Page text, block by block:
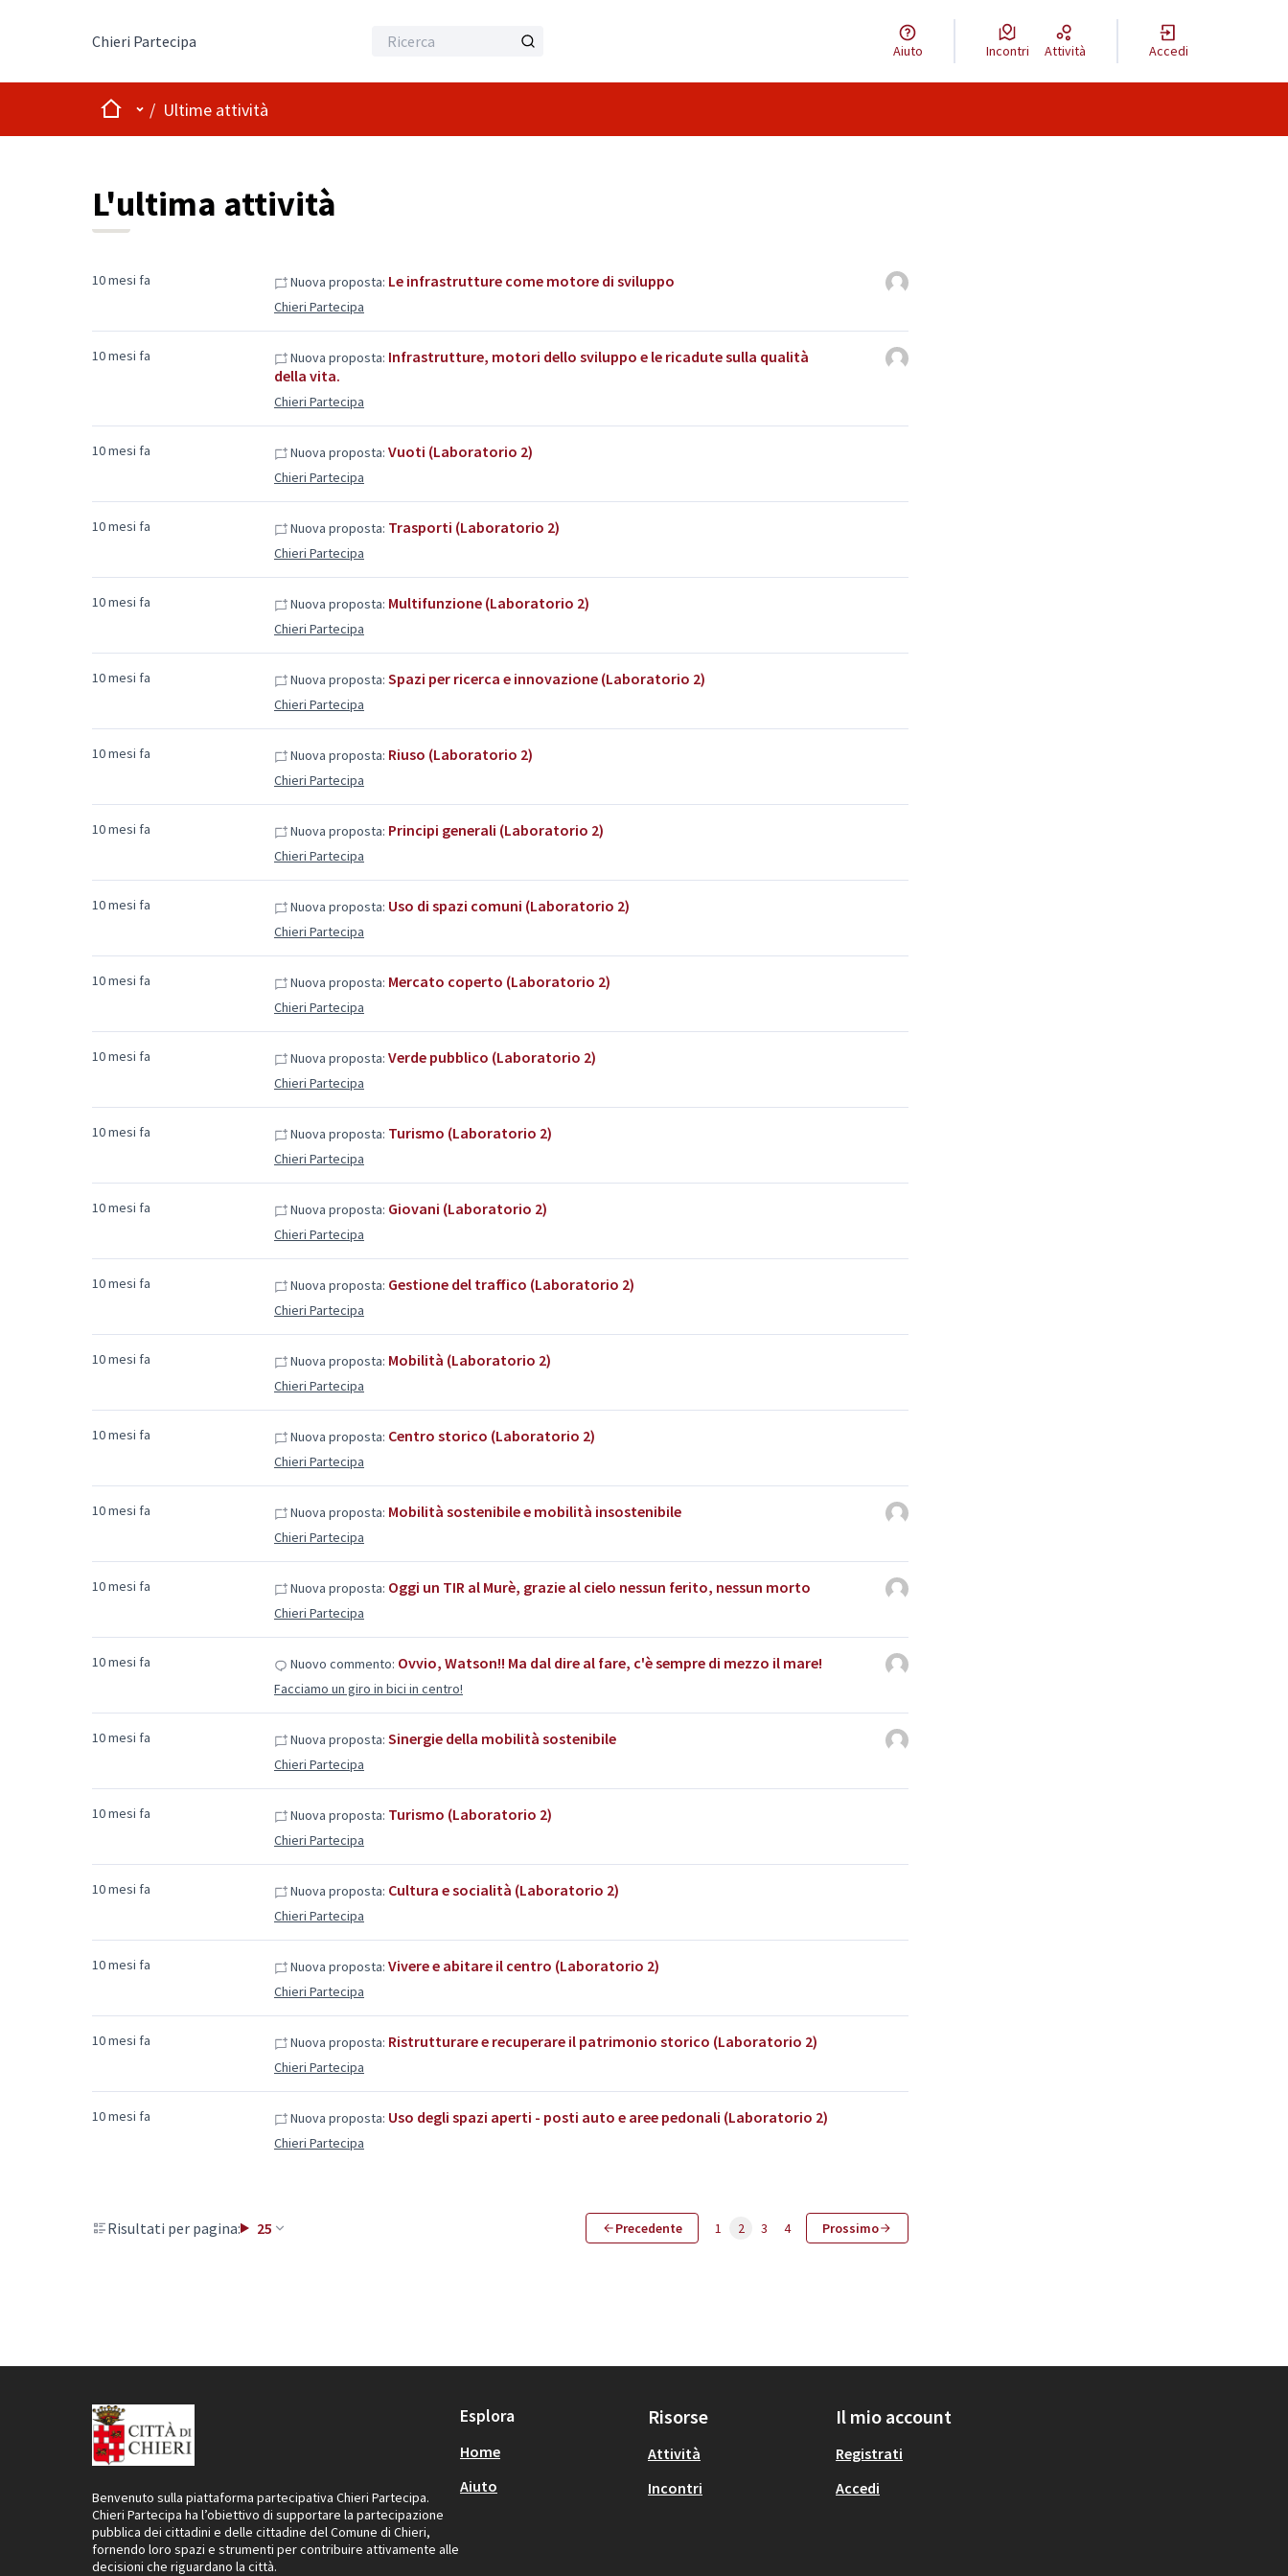
Chieri Partecipa Aiuto Incontri Attività Accedi
HomeMenù principale
/ Ultime attività
L'ultima attività
10 mesi fa Nuova proposta: Le infrastrutture come motore di sviluppo
Chieri Partecipa
10 mesi fa Nuova proposta: Infrastrutture, motori dello sviluppo e le ricadute sulla qualità
della vita.
Chieri Partecipa
10 mesi fa Nuova proposta: Vuoti (Laboratorio 2)
Chieri Partecipa
10 mesi fa Nuova proposta: Trasporti (Laboratorio 2)
Chieri Partecipa
10 mesi fa Nuova proposta: Multifunzione (Laboratorio 2)
Chieri Partecipa
10 mesi fa Nuova proposta: Spazi per ricerca e innovazione (Laboratorio 2)
Chieri Partecipa
10 mesi fa Nuova proposta: Riuso (Laboratorio 2)
Chieri Partecipa
10 mesi fa Nuova proposta: Principi generali (Laboratorio 2)
Chieri Partecipa
10 mesi fa Nuova proposta: Uso di spazi comuni (Laboratorio 2)
Chieri Partecipa
10 mesi fa Nuova proposta: Mercato coperto (Laboratorio 2)
Chieri Partecipa
10 mesi fa Nuova proposta: Verde pubblico (Laboratorio 2)
Chieri Partecipa
10 mesi fa Nuova proposta: Turismo (Laboratorio 2)
Chieri Partecipa
10 mesi fa Nuova proposta: Giovani (Laboratorio 2)
Chieri Partecipa
10 mesi fa Nuova proposta: Gestione del traffico (Laboratorio 2)
Chieri Partecipa
10 mesi fa Nuova proposta: Mobilità (Laboratorio 2)
Chieri Partecipa
10 mesi fa Nuova proposta: Centro storico (Laboratorio 2)
Chieri Partecipa
10 mesi fa Nuova proposta: Mobilità sostenibile e mobilità insostenibile
Chieri Partecipa
10 mesi fa Nuova proposta: Oggi un TIR al Murè, grazie al cielo nessun ferito, nessun morto
Chieri Partecipa
10 mesi fa Nuovo commento: Ovvio, Watson!! Ma dal dire al fare, c'è sempre di mezzo il mare!
Facciamo un giro in bici in centro!
10 mesi fa Nuova proposta: Sinergie della mobilità sostenibile
Chieri Partecipa
10 mesi fa Nuova proposta: Turismo (Laboratorio 2)
Chieri Partecipa
10 mesi fa Nuova proposta: Cultura e socialità (Laboratorio 2)
Chieri Partecipa
10 mesi fa Nuova proposta: Vivere e abitare il centro (Laboratorio 2)
Chieri Partecipa
10 mesi fa Nuova proposta: Ristrutturare e recuperare il patrimonio storico (Laboratorio 2)
Chieri Partecipa
10 mesi fa Nuova proposta: Uso degli spazi aperti - posti auto e aree pedonali (Laboratorio 2)
Chieri Partecipa
Risultati per pagina: 25 Precedente 1 2 3 4 Prossimo
Benvenuto sulla piattaforma partecipativa Chieri Partecipa.
Chieri Partecipa ha l’obiettivo di supportare la partecipazione
pubblica dei cittadini e delle cittadine del Comune di Chieri,
fornendo loro spazi e strumenti per contribuire attivamente alle
decisioni che riguardano la città.
Esplora
Home
Aiuto
Risorse
Attività
Incontri
Il mio account
Registrati
Accedi